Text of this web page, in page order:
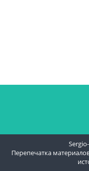
Перепечатка